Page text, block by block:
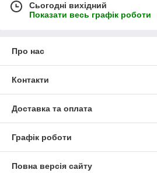
Сьогодні вихідний
Показати весь графік роботи
Про нас
Контакти
Доставка та оплата
Графік роботи
Повна версія сайту